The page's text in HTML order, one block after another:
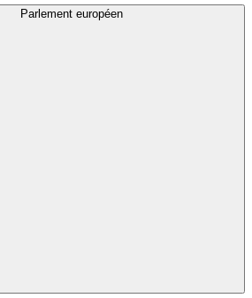
Parlement européen